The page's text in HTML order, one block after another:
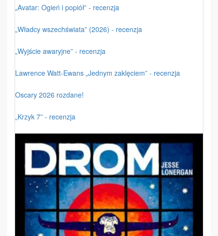
„Avatar: Ogień i popiół” - recenzja
„Władcy wszechświata” (2026) - recenzja
„Wyjście awaryjne” - recenzja
Lawrence Watt-Ewans „Jednym zaklęciem” - recenzja
Oscary 2026 rozdane!
„Krzyk 7” - recenzja